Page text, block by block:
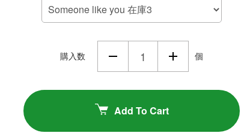
購入数 個
Add To Cart